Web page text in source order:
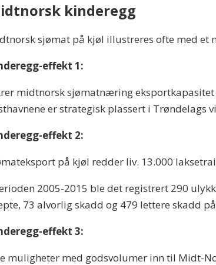
kinderegg
sjømat på kjøl illustreres ofte med et
effekt 1:
midtnorsk sjømatnæring eksportkapasitet
er strategisk plassert i
effekt 2:
på kjøl redder liv. 13.000
2005-2015 ble det registrert 290
73 alvorlig skadd og 479 lettere skadd
effekt 3:
muligheter med godsvolumer inn til Midt-